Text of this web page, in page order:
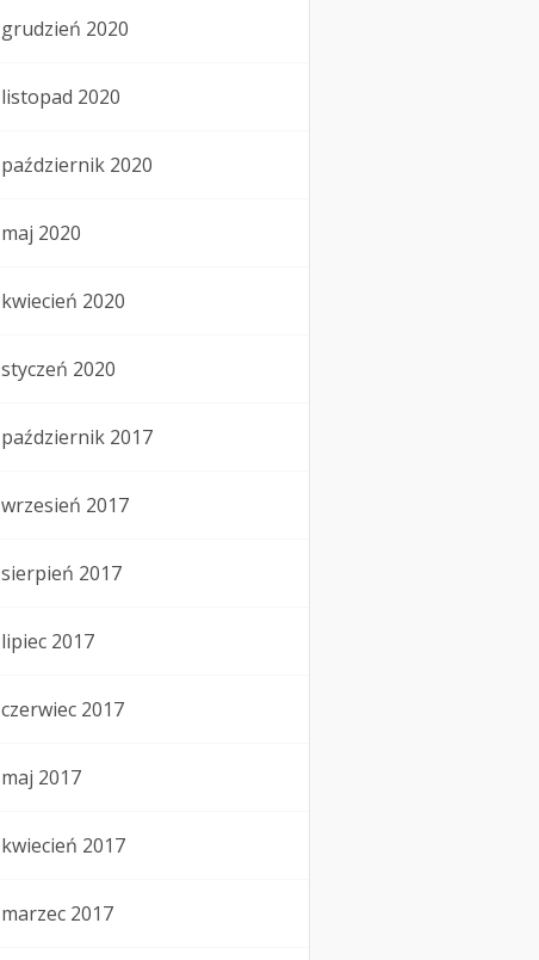
grudzień 2020
listopad 2020
październik 2020
maj 2020
kwiecień 2020
styczeń 2020
październik 2017
wrzesień 2017
sierpień 2017
lipiec 2017
czerwiec 2017
maj 2017
kwiecień 2017
marzec 2017